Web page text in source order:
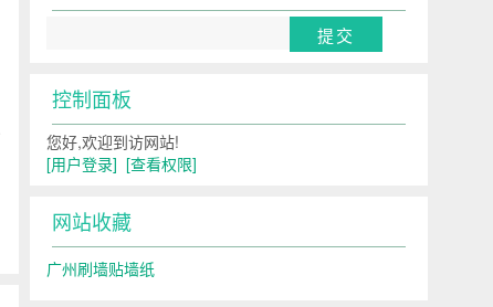
控制面板
您好,欢迎到访网站!
[用户登录] [查看权限]
网站收藏
广州刷墙贴墙纸